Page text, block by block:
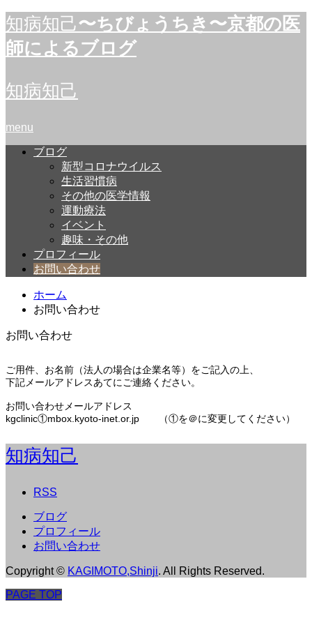
知病知己〜ちびょうちき〜京都の医
師によるブログ
知病知己
menu
ブログ
新型コロナウイルス
生活習慣病
その他の医学情報
運動療法
イベント
趣味・その他
プロフィール
お問い合わせ
ホーム
お問い合わせ
お問い合わせ
ご用件、お名前（法人の場合は企業名等）をご記入の上、
下記メールアドレスあてにご連絡ください。
お問い合わせメールアドレス
kgclinic①mbox.kyoto-inet.or.jp （①を＠に変更してください）
知病知己
RSS
ブログ
プロフィール
お問い合わせ
Copyright© KAGIMOTO,Shinji. All Rights Reserved.
PAGE TOP